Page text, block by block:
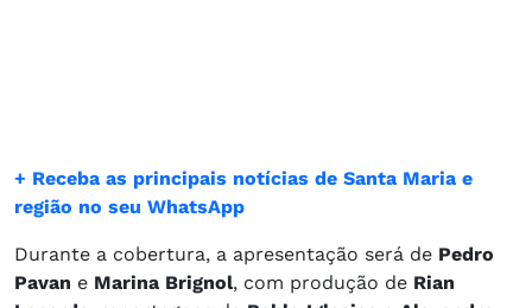
+ Receba as principais notícias de Santa Maria e
região no seu WhatsApp
Durante a cobertura, a apresentação será de Pedro
Pavan e Marina Brignol, com produção de Rian